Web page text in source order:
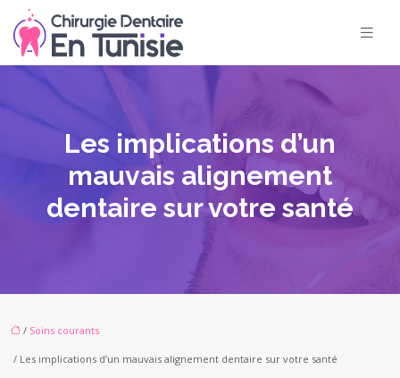
Les implications d’un
mauvais alignement
dentaire sur votre santé
/ Soins courants
/ Les implications d’un mauvais alignement dentaire sur votre santé